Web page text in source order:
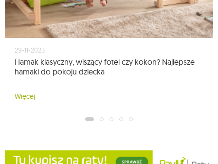
29-11-2023
Hamak klasyczny, wiszący fotel czy kokon? Najlepsze
hamaki do pokoju dziecka
Więcej